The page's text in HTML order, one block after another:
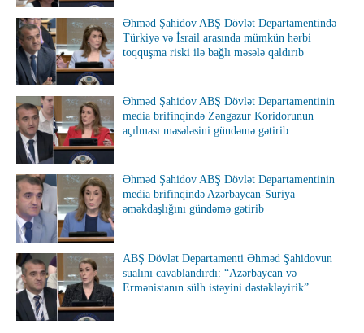
Əhməd Şahidov ABŞ Dövlət Departamentində
Türkiyə və İsrail arasında mümkün hərbi
toqquşma riski ilə bağlı məsələ qaldırıb
Əhməd Şahidov ABŞ Dövlət Departamentinin
media brifinqində Zəngəzur Koridorunun
açılması məsələsini gündəmə gətirib
Əhməd Şahidov ABŞ Dövlət Departamentinin
media brifinqində Azərbaycan-Suriya
əməkdaşlığını gündəmə gətirib
ABŞ Dövlət Departamenti Əhməd Şahidovun
sualını cavablandırdı: “Azərbaycan və
Ermənistanın sülh istəyini dəstəkləyirik”